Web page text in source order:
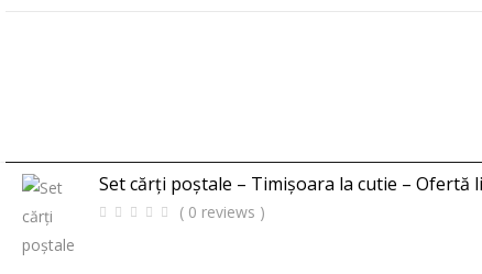
Set cărți poștale – Timișoara la cutie – Ofertă
( 0 reviews )